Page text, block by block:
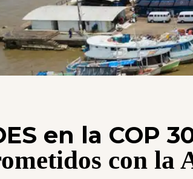
en la COP
con la